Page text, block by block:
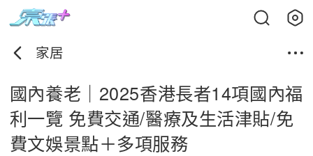
家居
國內養老｜2025香港長者14項國內福
利一覽 免費交通/醫療及生活津貼/免
費文娛景點＋多項服務